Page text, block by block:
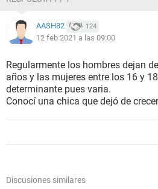
AASH82 124
12 feb 2021 a las 09:00
Regularmente los hombres dejan
años y las mujeres entre los 16 y
determinante pues varia.
Conocí una chica que dejó de
Discusiones similares